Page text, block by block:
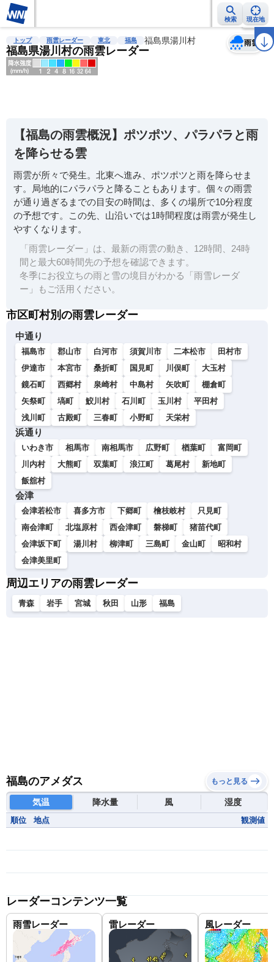
検索 現在地
雨雲レーダー 台風情報 地震情報 警報・注意報 2週間天気 ラ
トップ 雨雲レーダー 東北 福島 福島県湯川村
福島県湯川村の雨雲レーダー
雨雲
天気 台風
【福島の雨雲概況】ポツポツ、パラパラと雨
を降らせる雲
雨雲が所々で発生。北東へ進み、ポツポツと雨を降らせま
す。局地的にパラパラと降ることもあります。個々の雨雲
が通り過ぎるまでの目安の時間は、多くの場所で10分程度
の予想です。この先、山沿いでは1時間程度は雨雲が発生し
やすくなります。
「雨雲レーダー」は、最新の雨雲の動き、12時間、24時
間と最大60時間先の予想を確認できます。
冬季にお役立ちの雨と雪の境目がわかる「雨雪レーダ
ー」もご活用ください。
市区町村別の雨雲レーダー
中通り
福島市 郡山市 白河市 須賀川市 二本松市
田村市
伊達市
本宮市 桑折町 国見町 川俣町
大玉村
鏡石町
西郷村 泉崎村 中島村 矢吹町
棚倉町
矢祭町
塙町 鮫川村 石川町 玉川村
平田村
浅川町
古殿町 三春町 小野町 天栄村
浜通り
いわき市 相馬市 南相馬市 広野町 楢葉町
富岡町
川内村
大熊町 双葉町 浪江町 葛尾村
新地町
飯舘村
会津
会津若松市 喜多方市 下郷町 檜枝岐村
只見町
南会津町
北塩原村 西会津町 磐梯町
猪苗代町
会津坂下町
湯川村 柳津町 三島町 金山町
昭和村
会津美里町
周辺エリアの雨雲レーダー
青森 岩手 宮城 秋田 山形 福島
福島のアメダス もっと見る
気温 降水量 風 湿度
順位 地点 観測値
レーダーコンテンツ一覧
雨雪レーダー 雷レーダー 風レーダー